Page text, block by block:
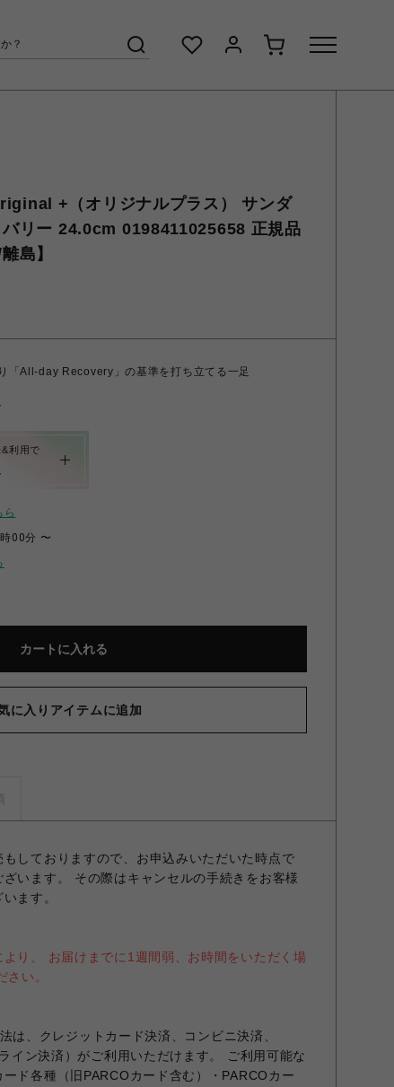
+（オリジナルプラス） サンダ
リー 24.0cm 0198411025658 正規品
島】
「All-day Recovery」の基準を打ち立てる一足
利用で
ら
00分 〜
カートに入れる
に入りアイテムに追加
しておりますので、お申込みいただいた時点で
います。 その際はキャンセルの手続きをお客様
ます。
り、 お届けまでに1週間弱、お時間をいただく場
い。
は、クレジットカード決済、コンビニ決済、
イン決済）がご利用いただけます。 ご利用可能な
ド各種（旧PARCOカード含む）・PARCOカー